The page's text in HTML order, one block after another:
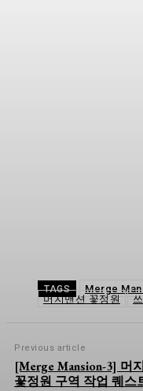
TAGS Merge
머지맨션 꽃정원
Previous article
[Merge Mansion-3] 머
꽃정원 구역 작업 퀘스